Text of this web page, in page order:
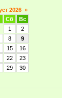
2026 »
Сб
Вс
1
2
8
9
15
16
22
23
29
30